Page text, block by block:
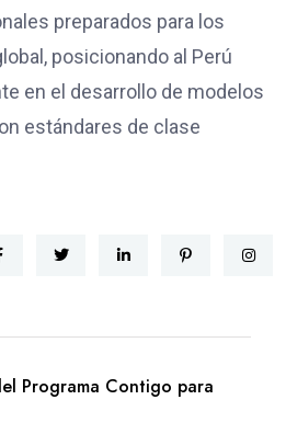
preparados para los
posicionando al Perú
en el desarrollo de modelos
estándares de clase
Programa Contigo para